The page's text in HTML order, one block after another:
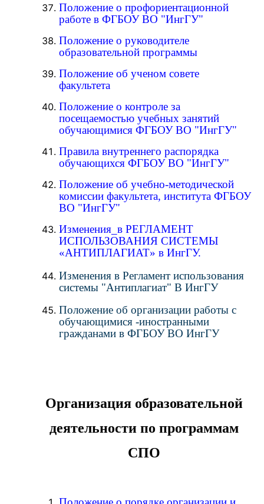
Положение о профориентационной
работе в ФГБОУ ВО "ИнгГУ"
Положение о руководителе
образовательной программы
Положение об ученом совете
факультета
Положение о контроле за
посещаемостью учебных занятий
обучающимися ФГБОУ ВО "ИнгГУ"
Правила внутреннего распорядка
обучающихся ФГБОУ ВО "ИнгГУ"
Положение об учебно-методической
комиссии факультета, института ФГБОУ
ВО "ИнгГУ"
Изменения_в РЕГЛАМЕНТ
ИСПОЛЬЗОВАНИЯ СИСТЕМЫ
«АНТИПЛАГИАТ» в ИнгГУ.
Изменения в Регламент использования
системы "Антиплагиат" В ИнгГУ
Положение об организации работы с
обучающимися -иностранными
гражданами в ФГБОУ ВО ИнгГУ
Организация образовательной
деятельности по программам
СПО